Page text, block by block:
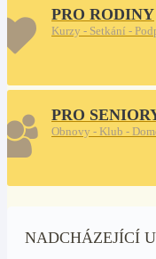
PRO RODINY
Kurzy - Setkání -
PRO
Obnovy - Klub -
NADCHÁZEJÍCÍ